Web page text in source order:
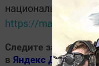
национальном
https://max.ru/
Следите за самым
в Яндекс Дзени